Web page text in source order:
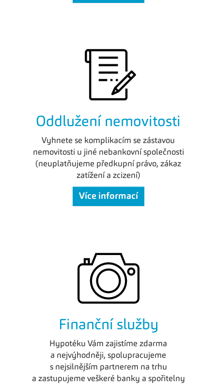
Oddlužení nemovitosti
Vyhnete se komplikacím se zástavou
nemovitosti u jiné nebankovní společnosti
(neuplatňujeme předkupní právo, zákaz
zatížení a zcizení)
Více informací
Finanční služby
Hypotéku Vám zajistíme zdarma
a nejvýhodněji, spolupracujeme
s nejsilnějším partnerem na trhu
a zastupujeme veškeré banky a spořitelny